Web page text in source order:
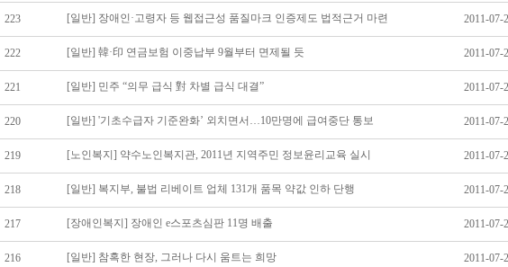
223 [일반] 장애인·고령자 등 웹접근성 품질마크 인증제도 법적근거 마련 2011-07-
222 [일반] 韓·印 연금보험 이중납부 9월부터 면제될 듯 2011-07-
221 [일반] 민주 “의무 급식 對 차별 급식 대결” 2011-07-
220 [일반] '기초수급자 기준완화’ 외치면서…10만명에 급여중단 통보 2011-07-
219 [노인복지] 약수노인복지관, 2011년 지역주민 정보윤리교육 실시 2011-07-
218 [일반] 복지부, 불법 리베이트 업체 131개 품목 약값 인하 단행 2011-07-
217 [장애인복지] 장애인 e스포츠심판 11명 배출 2011-07-
216 [일반] 참혹한 현장, 그러나 다시 움트는 희망 2011-07-